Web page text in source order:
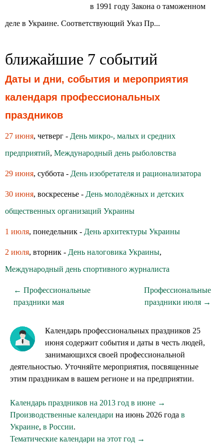
в 1991 году Закона о таможенном
деле в Украине. Соответствующий Указ Пр...
ближайшие 7 событий
Даты и дни, события и мероприятия
календаря профессиональных
праздников
27 июня, четверг - День микро-, малых и средних
предприятий, Международный день рыболовства
29 июня, суббота - День изобретателя и рационализатора
30 июня, воскресенье - День молодёжных и детских
общественных организаций Украины
1 июля, понедельник - День архитектуры Украины
2 июля, вторник - День налоговика Украины,
Международный день спортивного журналиста
← Профессиональные
праздники мая
Профессиональные
праздники июля →
Календарь профессиональных праздников 25
июня содержит события и даты в честь людей,
занимающихся своей профессиональной
деятельностью. Уточняйте мероприятия, посвященные
этим праздникам в вашем регионе и на предприятии.
Календарь праздников на 2013 год в июне →
Производственные календари на июнь 2026 года в
Украине, в России.
Тематические календари на этот год →